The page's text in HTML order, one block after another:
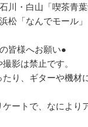
川・白山「喫茶青葉
松「なんでモール」
皆様へお願い●
影は禁止です。
り、ギターや機材
ートで、なにより